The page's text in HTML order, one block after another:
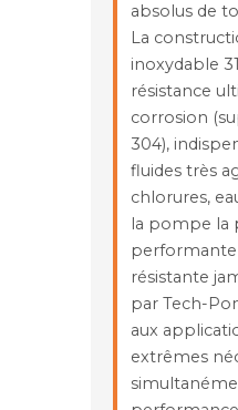
absolus de
La
inoxydable
résistance
corrosion
304),
fluides très
chlorures,
la pompe la
résistante
par Tech-
aux
extrêmes